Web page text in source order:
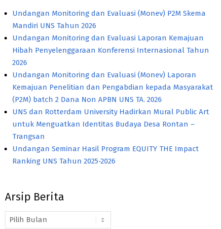
Undangan Monitoring dan Evaluasi (Monev) P2M Skema
Mandiri UNS Tahun 2026
Undangan Monitoring dan Evaluasi Laporan Kemajuan
Hibah Penyelenggaraan Konferensi Internasional Tahun
2026
Undangan Monitoring dan Evaluasi (Monev) Laporan
Kemajuan Penelitian dan Pengabdian kepada Masyarakat
(P2M) batch 2 Dana Non APBN UNS TA. 2026
UNS dan Rotterdam University Hadirkan Mural Public Art
untuk Menguatkan Identitas Budaya Desa Rontan –
Trangsan
Undangan Seminar Hasil Program EQUITY THE Impact
Ranking UNS Tahun 2025-2026
Arsip Berita
Arsip
Berita